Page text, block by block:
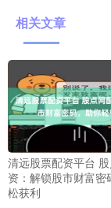
相关文章
清远股票配资平台
资：解锁股市财富密
松获利